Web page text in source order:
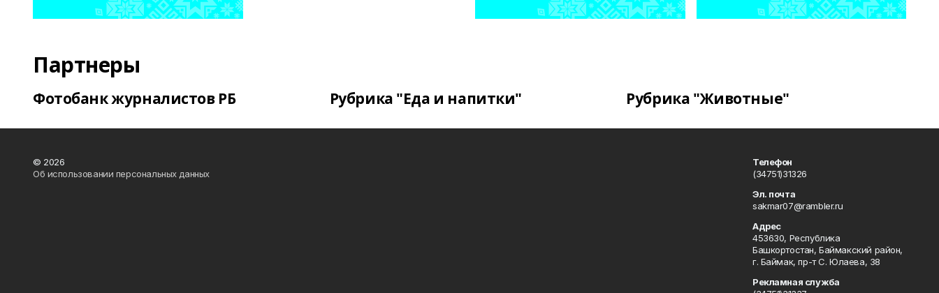
Партнеры
Фотобанк журналистов РБ Рубрика "Еда и напитки" Рубрика "Животные"
© 2026
Об использовании персональных данных
Телефон
(34751)31326
Эл. почта
sakmar07@rambler.ru
Адрес
453630, Республика
Башкортостан, Баймакский район,
г. Баймак, пр-т С. Юлаева, 38
Рекламная служба